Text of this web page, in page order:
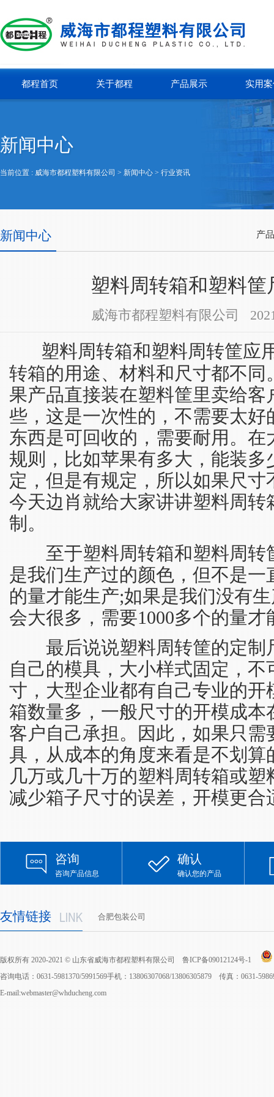
都程首页 关于都程 产品展示 实用
新闻中心
当前位置 : 威海市都程塑料有限公司 > 新闻中心 > 行业资讯
新闻中心 产
塑料周转箱和塑料筐
威海市都程塑料有限公司
塑料周转箱和塑料周转筐应
转箱的用途、材料和尺寸都不同
果产品直接装在塑料筐里卖给客
些，这是一次性的，不需要太好
东西是可回收的，需要耐用。在
规则，比如苹果有多大，能装多
定，但是有规定，所以如果尺寸
今天边肖就给大家讲讲塑料周转
制。
至于塑料周转箱和塑料周转
是我们生产过的颜色，但不是一
的量才能生产;如果是我们没有
会大很多，需要1000多个的量才
最后说说塑料周转筐的定制
自己的模具，大小样式固定，
寸，大型企业都有自己专业的开
箱数量多，一般尺寸的开模成本
客户自己承担。因此，如果只需
具，从成本的角度来看是不划算
几万或几十万的塑料周转箱或
减少箱子尺寸的误差，开模更合
咨询
咨询产品信息
确认
确认您的产品
友情链接 合肥包装公司
版权所有 2020-2021 © 山东省威海市都程塑料有限公司 鲁ICP备09012124号-1
咨询电话：0631-5981370/5991569手机：13806307068/13806305879 传真：0631-
E-mail:webmaster@whducheng.com